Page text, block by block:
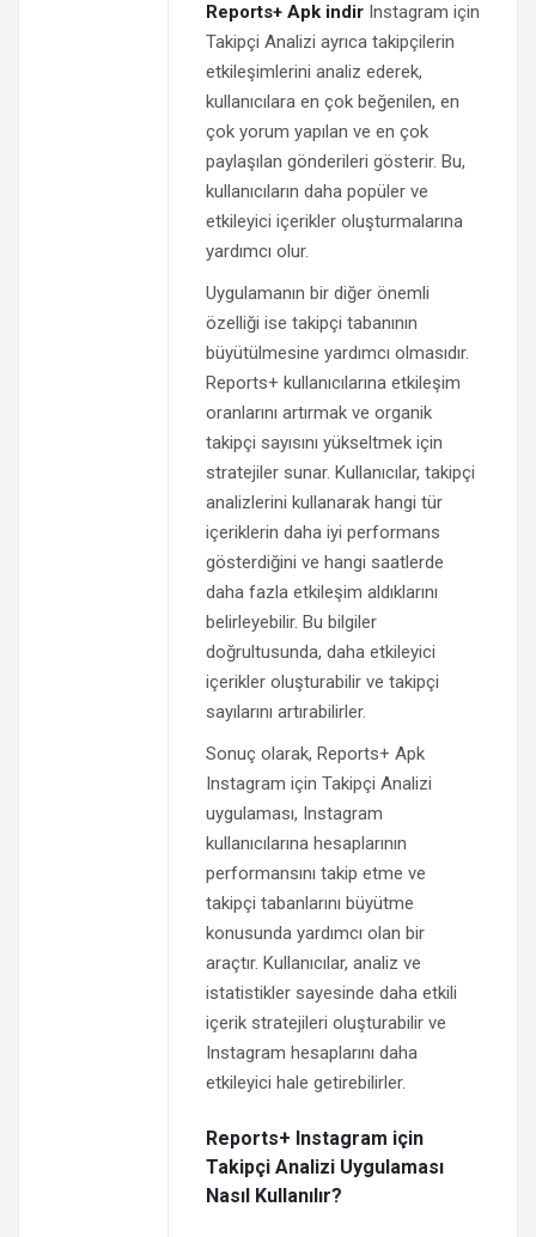
Reports+ Apk indirInstagram için
Takipçi Analizi ayrıca takipçilerin
etkileşimlerini analiz ederek,
kullanıcılara en çok beğenilen, en
çok yorum yapılan ve en çok
paylaşılan gönderileri gösterir. Bu,
kullanıcıların daha popüler ve
etkileyici içerikler oluşturmalarına
yardımcı olur.
Uygulamanın bir diğer önemli
özelliği ise takipçi tabanının
büyütülmesine yardımcı olmasıdır.
Reports+ kullanıcılarına etkileşim
oranlarını artırmak ve organik
takipçi sayısını yükseltmek için
stratejiler sunar. Kullanıcılar, takipçi
analizlerini kullanarak hangi tür
içeriklerin daha iyi performans
gösterdiğini ve hangi saatlerde
daha fazla etkileşim aldıklarını
belirleyebilir. Bu bilgiler
doğrultusunda, daha etkileyici
içerikler oluşturabilir ve takipçi
sayılarını artırabilirler.
Sonuç olarak, Reports+ Apk
Instagram için Takipçi Analizi
uygulaması, Instagram
kullanıcılarına hesaplarının
performansını takip etme ve
takipçi tabanlarını büyütme
konusunda yardımcı olan bir
araçtır. Kullanıcılar, analiz ve
istatistikler sayesinde daha etkili
içerik stratejileri oluşturabilir ve
Instagram hesaplarını daha
etkileyici hale getirebilirler.
Reports+ Instagram için
Takipçi Analizi Uygulaması
Nasıl Kullanılır?